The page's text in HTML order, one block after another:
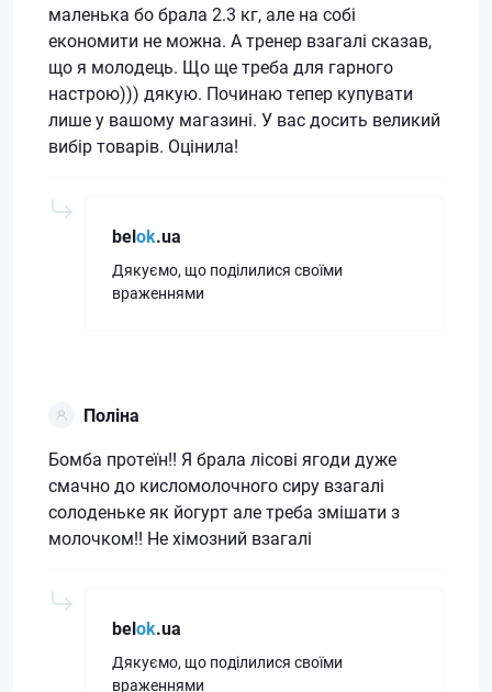
маленька бо брала 2.3 кг, але на собі
економити не можна. А тренер взагалі сказав,
що я молодець. Що ще треба для гарного
настрою))) дякую. Починаю тепер купувати
лише у вашому магазині. У вас досить великий
вибір товарів. Оцінила!
belok.ua
Дякуємо, що поділилися своїми
враженнями
Поліна
Бомба протеїн!! Я брала лісові ягоди дуже
смачно до кисломолочного сиру взагалі
солоденьке як йогурт але треба змішати з
молочком!! Не хімозний взагалі
belok.ua
Дякуємо, що поділилися своїми
враженнями